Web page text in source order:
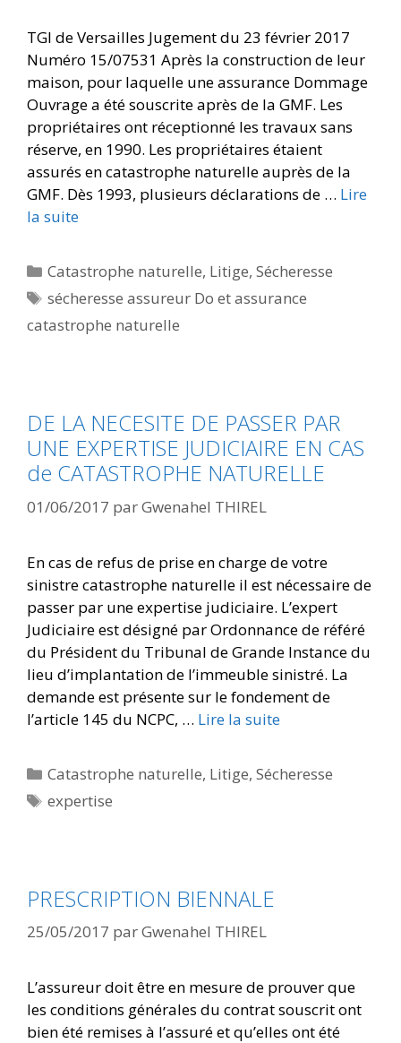
TGI de Versailles Jugement du 23 février 2017
Numéro 15/07531 Après la construction de leur
maison, pour laquelle une assurance Dommage
Ouvrage a été souscrite après de la GMF. Les
propriétaires ont réceptionné les travaux sans
réserve, en 1990. Les propriétaires étaient
assurés en catastrophe naturelle auprès de la
GMF. Dès 1993, plusieurs déclarations de … Lire
la suite
Catastrophe naturelle, Litige,Sécheresse
sécheresse assureur Do et assurance
catastrophe naturelle
DE LA NECESITE DE PASSER PAR
UNE EXPERTISE JUDICIAIRE EN CAS
de CATASTROPHE NATURELLE
01/06/2017 parGwenahel THIREL
En cas de refus de prise en charge de votre
sinistre catastrophe naturelle il est nécessaire de
passer par une expertise judiciaire. L’expert
Judiciaire est désigné par Ordonnance de référé
du Président du Tribunal de Grande Instance du
lieu d’implantation de l’immeuble sinistré. La
demande est présente sur le fondement de
l’article 145 du NCPC, … Lire la suite
Catastrophe naturelle, Litige,Sécheresse
expertise
PRESCRIPTION BIENNALE
25/05/2017 parGwenahel THIREL
L’assureur doit être en mesure de prouver que
les conditions générales du contrat souscrit ont
bien été remises à l’assuré et qu’elles ont été